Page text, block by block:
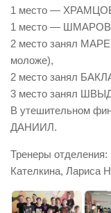
1 место —
1 место — ШМАРОВ
2 место занял
моложе),
2 место занял
3 место занял
В утешительном
ДАНИИЛ.
Тренеры
Кателкина, Лариса